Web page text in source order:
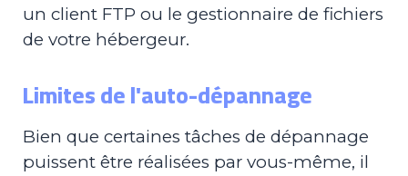
un client FTP ou le gestionnaire de fichiers
de votre hébergeur.
Limites de l'auto-dépannage
Bien que certaines tâches de dépannage
puissent être réalisées par vous-même, il